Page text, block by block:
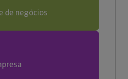
de negócios